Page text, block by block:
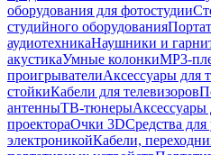
оборудования для фотостудии
студийного оборудования
аудиотехникаНаушники и
акустикаУмные колонкиMP3-
проигрывателиАксессуары для
стойкиКабели для телевизоров
антенныТВ-тюнеры
проектораОчки 3DСредства для
электроникойКабели,